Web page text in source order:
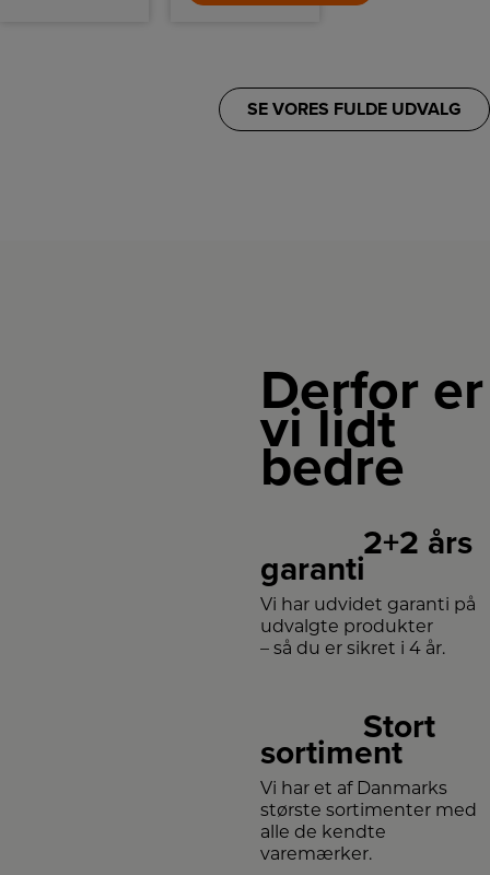
SE VORES FULDE UDVALG
Derfor er
vi lidt
bedre
2+2 års
garanti
Vi har udvidet garanti på
udvalgte produkter
– så du er sikret i 4 år.
Stort
sortiment
Vi har et af Danmarks
største sortimenter med
alle de kendte
varemærker.